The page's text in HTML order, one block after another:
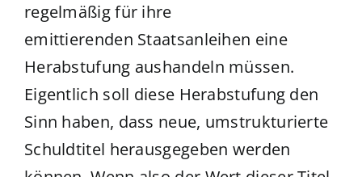
regelmäßig für ihre
emittierenden Staatsanleihen eine
Herabstufung aushandeln müssen.
Eigentlich soll diese Herabstufung den
Sinn haben, dass neue, umstrukturierte
Schuldtitel herausgegeben werden